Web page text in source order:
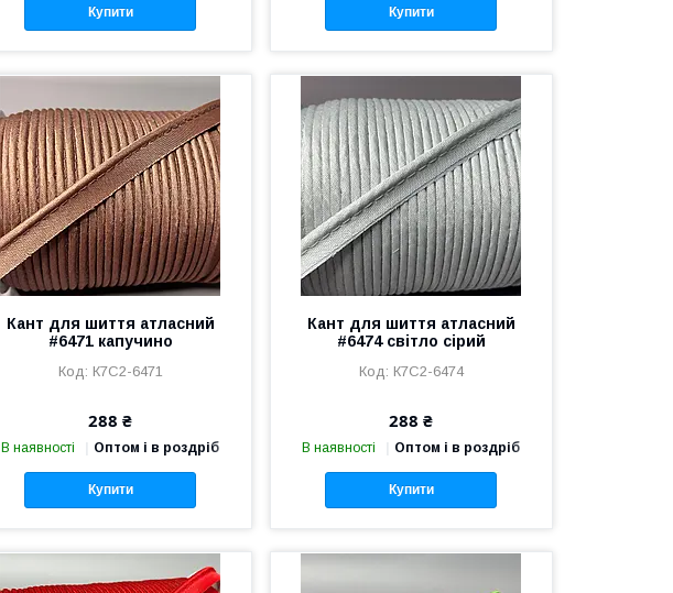
Купити Купити
Кант для шиття атласний
#6471 капучино
К7С2-6471
288 ₴
В наявності Оптом і в роздріб
Купити
Кант для шиття атласний
#6474 світло сірий
К7С2-6474
288 ₴
В наявності Оптом і в роздріб
Купити